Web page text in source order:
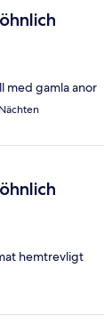
med gamla anor
hemtrevligt